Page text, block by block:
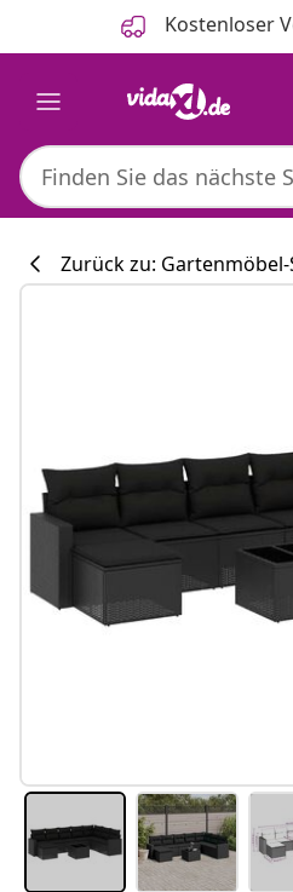
Kostenloser
Zurück zu: Gartenmöbel-